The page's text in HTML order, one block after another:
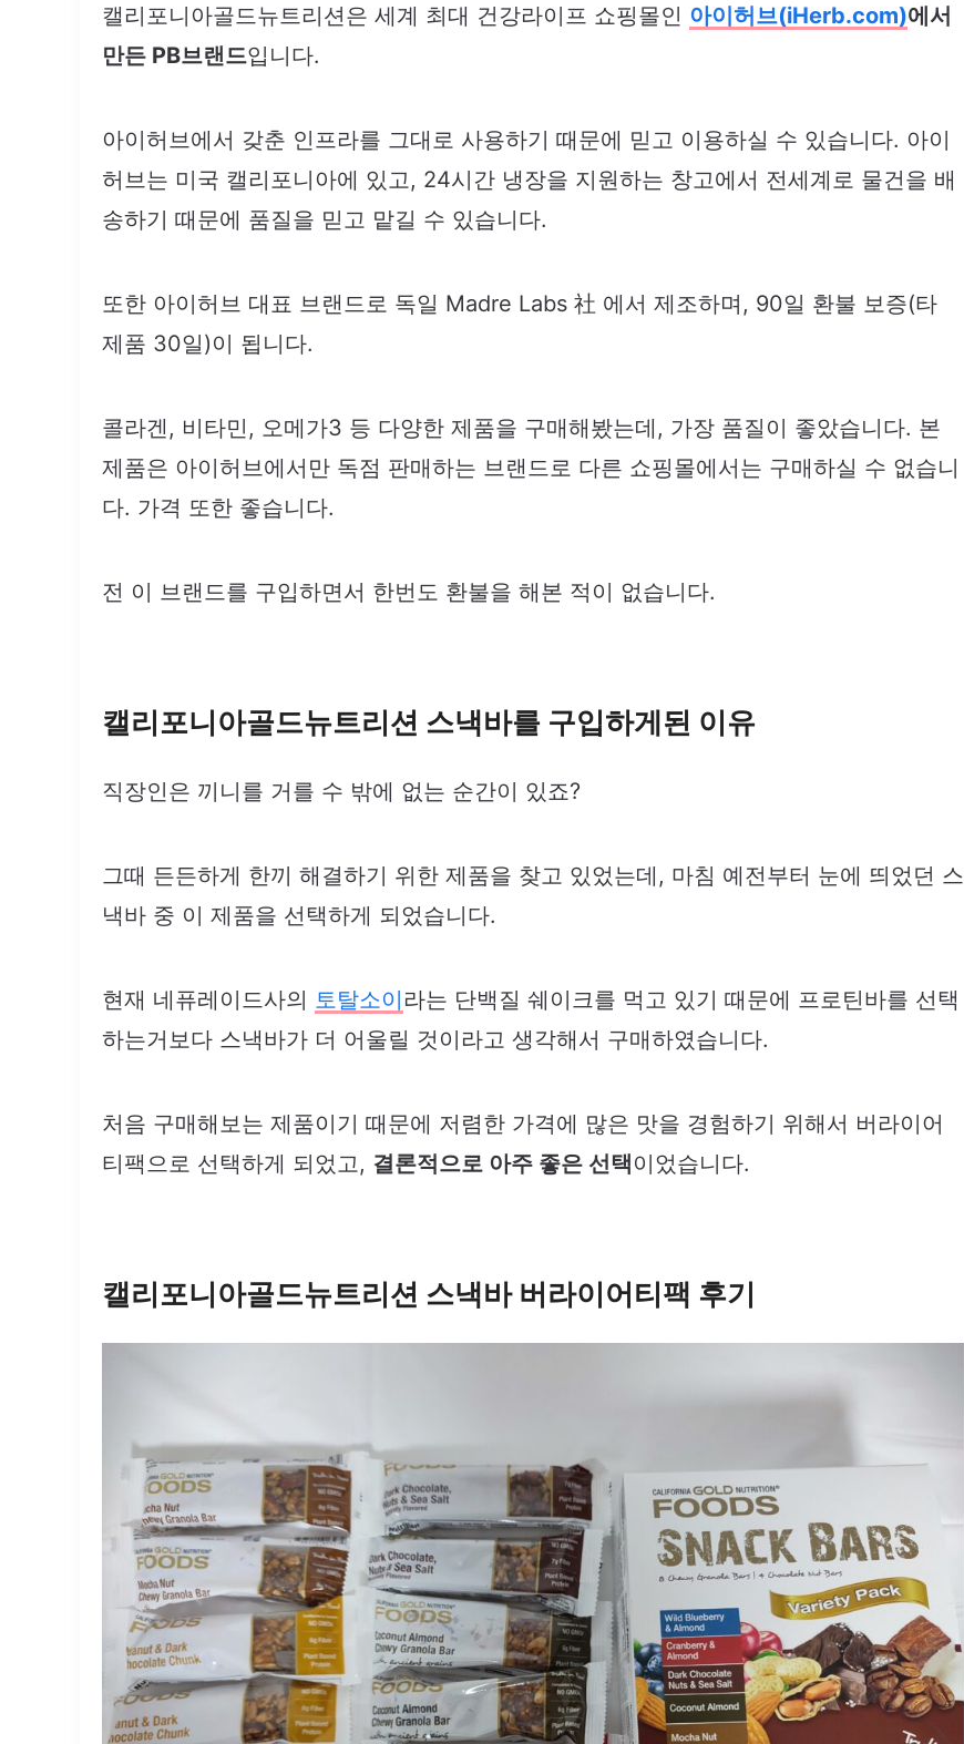
캘리포니아골드뉴트리션은 세계 최대 건강라이프 쇼핑몰인 아이허브(iHerb.com)에서
만든 PB브랜드입니다.
아이허브에서 갖춘 인프라를 그대로 사용하기 때문에 믿고 이용하실 수 있습니다. 아이
허브는 미국 캘리포니아에 있고, 24시간 냉장을 지원하는 창고에서 전세계로 물건을 배
송하기 때문에 품질을 믿고 맡길 수 있습니다.
또한 아이허브 대표 브랜드로 독일 Madre Labs 社 에서 제조하며, 90일 환불 보증(타
제품 30일)이 됩니다.
콜라겐, 비타민, 오메가3 등 다양한 제품을 구매해봤는데, 가장 품질이 좋았습니다. 본
제품은 아이허브에서만 독점 판매하는 브랜드로 다른 쇼핑몰에서는 구매하실 수 없습니
다. 가격 또한 좋습니다.
전 이 브랜드를 구입하면서 한번도 환불을 해본 적이 없습니다.
캘리포니아골드뉴트리션 스낵바를 구입하게된 이유
직장인은 끼니를 거를 수 밖에 없는 순간이 있죠?
그때 든든하게 한끼 해결하기 위한 제품을 찾고 있었는데, 마침 예전부터 눈에 띄었던 스
낵바 중 이 제품을 선택하게 되었습니다.
현재 네퓨레이드사의 토탈소이 라는 단백질 쉐이크를 먹고 있기 때문에 프로틴바를 선택
하는거보다 스낵바가 더 어울릴 것이라고 생각해서 구매하였습니다.
처음 구매해보는 제품이기 때문에 저렴한 가격에 많은 맛을 경험하기 위해서 버라이어
티팩으로 선택하게 되었고, 결론적으로 아주 좋은 선택이었습니다.
캘리포니아골드뉴트리션 스낵바 버라이어티팩 후기